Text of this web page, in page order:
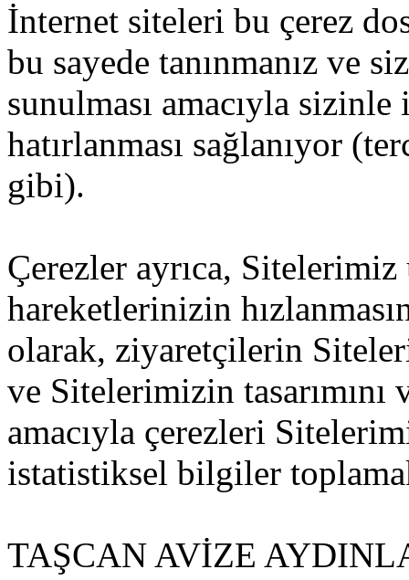
İnternet siteleri bu çerez
bu sayede tanınmanız ve
sunulması amacıyla
hatırlanması sağlanıyor
gibi).
Çerezler ayrıca,
hareketlerinizin
olarak, ziyaretçilerin
ve Sitelerimizin tasarımını
amacıyla çerezleri
istatistiksel bilgiler
TAŞCAN AVİZE